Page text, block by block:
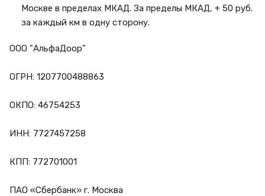
Москве в пределах МКАД. За пределы МКАД, + 50 руб.
за каждый км в одну сторону.
ООО "АльфаДоор"
ОГРН: 1207700488863
ОКПО: 46754253
ИНН: 7727457258
КПП: 772701001
ПАО «Сбербанк» г. Москва